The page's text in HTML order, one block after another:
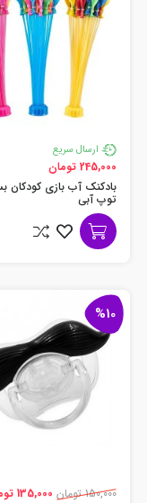
ارسال سریع
245,000 تومان
توپ آبی
%10
150,000 تومان
135,000 تومان